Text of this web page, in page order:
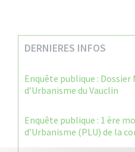
DERNIERES INFOS
Enquête publique :
d’Urbanisme du Vauclin
Enquête publique : 1 ère
d’Urbanisme (PLU) de la